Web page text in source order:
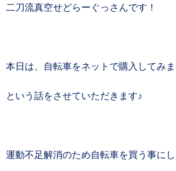
二刀流真空せどらーぐっさんです！
本日は、自転車をネットで購入してみ
という話をさせていただきます♪
運動不足解消のため自転車を買う事にし